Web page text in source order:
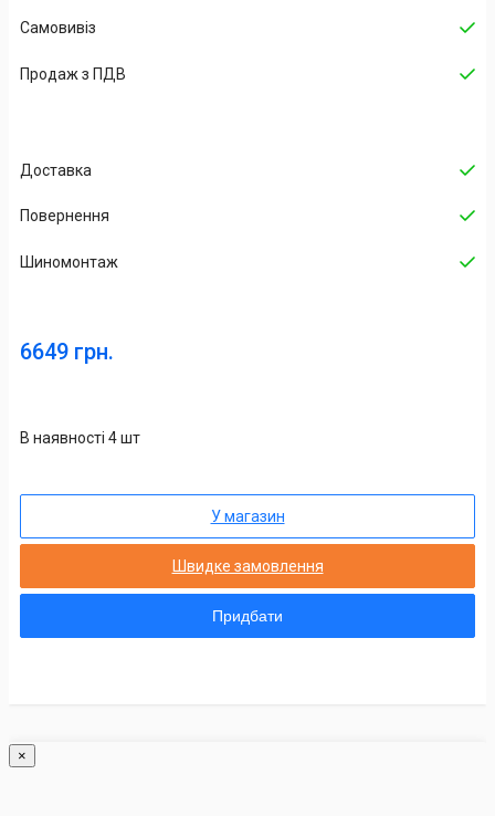
Самовивіз
Продаж з ПДВ
Доставка
Повернення
Шиномонтаж
6649 грн.
В наявності 4 шт
У магазин
Швидке замовлення
Придбати
×